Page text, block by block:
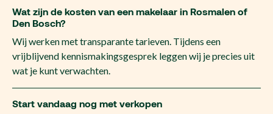
Wat zijn de kosten van een makelaar in Rosmalen of
Den Bosch?
Wij werken met transparante tarieven. Tijdens een
vrijblijvend kennismakingsgesprek leggen wij je precies uit
wat je kunt verwachten.
Start vandaag nog met verkopen